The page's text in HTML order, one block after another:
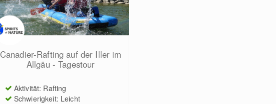
Canadier-Rafting auf der Iller im
Allgäu - Tagestour
Aktivität: Rafting
Schwierigkeit: Leicht